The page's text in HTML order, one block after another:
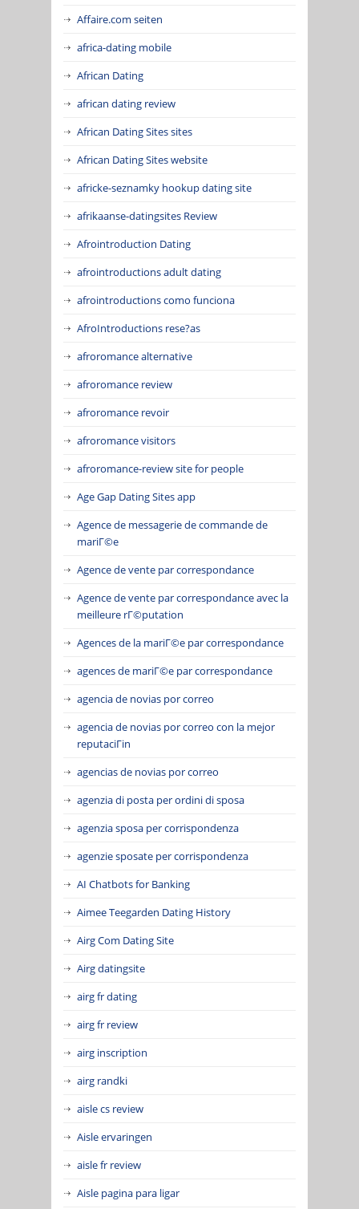
Affaire.com seiten
africa-dating mobile
African Dating
african dating review
African Dating Sites sites
African Dating Sites website
africke-seznamky hookup dating site
afrikaanse-datingsites Review
Afrointroduction Dating
afrointroductions adult dating
afrointroductions como funciona
AfroIntroductions rese?as
afroromance alternative
afroromance review
afroromance revoir
afroromance visitors
afroromance-review site for people
Age Gap Dating Sites app
Agence de messagerie de commande de
mariГ©e
Agence de vente par correspondance
Agence de vente par correspondance avec la
meilleure rГ©putation
Agences de la mariГ©e par correspondance
agences de mariГ©e par correspondance
agencia de novias por correo
agencia de novias por correo con la mejor
reputaciГіn
agencias de novias por correo
agenzia di posta per ordini di sposa
agenzia sposa per corrispondenza
agenzie sposate per corrispondenza
AI Chatbots for Banking
Aimee Teegarden Dating History
Airg Com Dating Site
Airg datingsite
airg fr dating
airg fr review
airg inscription
airg randki
aisle cs review
Aisle ervaringen
aisle fr review
Aisle pagina para ligar